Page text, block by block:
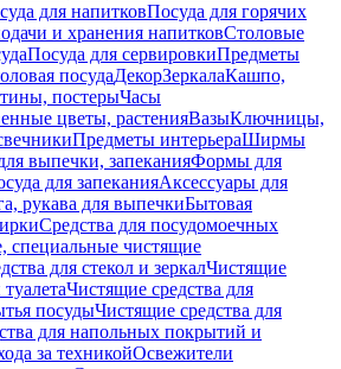
для напитковПосуда для горячих
и хранения напитковСтоловые
Посуда для сервировкиПредметы
посудаДекорЗеркалаКашпо,
постерыЧасы
цветы, растенияВазыКлючницы,
Предметы интерьераШирмы
выпечки, запеканияФормы для
для запеканияАксессуары для
рукава для выпечкиБытовая
Средства для посудомоечных
специальные чистящие
для стекол и зеркалЧистящие
Чистящие средства для
посудыЧистящие средства для
для напольных покрытий и
за техникойОсвежители